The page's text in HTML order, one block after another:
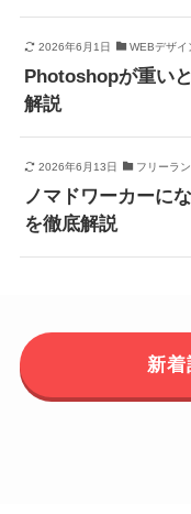
2026年6月1日 WEBデザイ
Photoshopが重い
解説
2026年6月13日 フリーラ
ノマドワーカーに
を徹底解説
新着